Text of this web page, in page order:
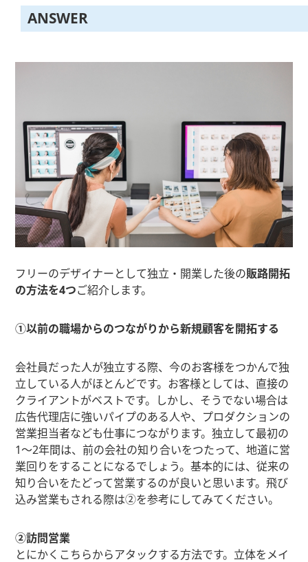
ANSWER
フリーのデザイナーとして独立・開業した後の販路開拓
の方法を4つご紹介します。
①以前の職場からのつながりから新規顧客を開拓する
会社員だった人が独立する際、今のお客様をつかんで独
立している人がほとんどです。お客様としては、直接の
クライアントがベストです。しかし、そうでない場合は
広告代理店に強いパイプのある人や、プロダクションの
営業担当者なども仕事につながります。独立して最初の
1〜2年間は、前の会社の知り合いをつたって、地道に営
業回りをすることになるでしょう。基本的には、従来の
知り合いをたどって営業するのが良いと思います。飛び
込み営業もされる際は②を参考にしてみてください。
②訪問営業
とにかくこちらからアタックする方法です。立体をメイ